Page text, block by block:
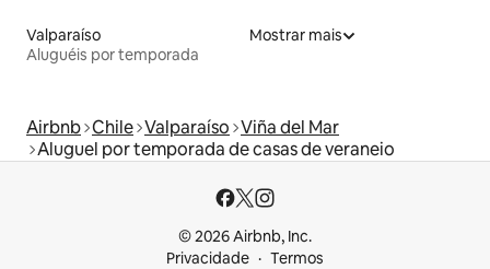
Valparaíso
Aluguéis por temporada
Mostrar mais
Airbnb Chile Valparaíso Viña del Mar
Aluguel por temporada de casas de veraneio
© 2026 Airbnb, Inc.
Privacidade
Termos